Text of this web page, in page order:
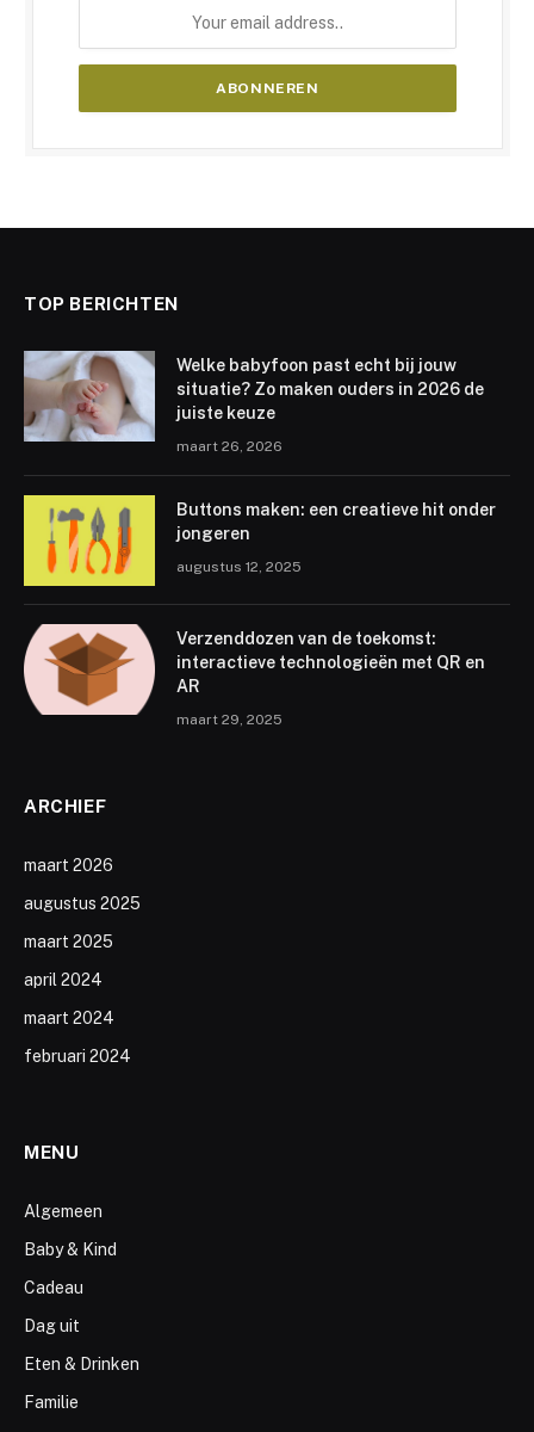
TOP BERICHTEN
Welke babyfoon past echt bij jouw
situatie? Zo maken ouders in 2026 de
juiste keuze
maart 26, 2026
Buttons maken: een creatieve hit onder
jongeren
augustus 12, 2025
Verzenddozen van de toekomst:
interactieve technologieën met QR en
AR
maart 29, 2025
ARCHIEF
maart 2026
augustus 2025
maart 2025
april 2024
maart 2024
februari 2024
MENU
Algemeen
Baby & Kind
Cadeau
Dag uit
Eten & Drinken
Familie